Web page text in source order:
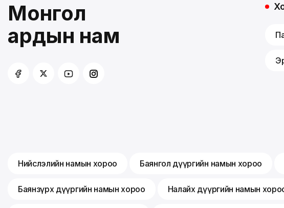
Монгол
ардын нам
Нийслэлийн намын хороо Баянгол дүүргийн намын хороо
Баянзүрх дүүргийн намын хороо Налайх дүүргийн намын